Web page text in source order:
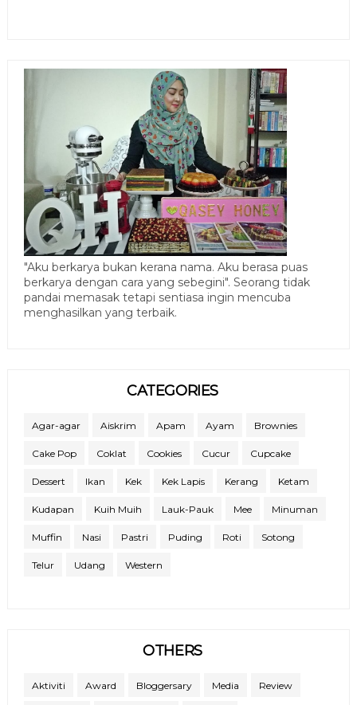
"Aku berkarya bukan kerana nama. Aku berasa puas
berkarya dengan cara yang sebegini". Seorang tidak
pandai memasak tetapi sentiasa ingin mencuba
menghasilkan yang terbaik.
CATEGORIES
Agar-agar Aiskrim Apam Ayam Brownies
Cake Pop Coklat Cookies Cucur Cupcake
Dessert Ikan Kek Kek Lapis Kerang Ketam
Kudapan Kuih Muih Lauk-Pauk Mee Minuman
Muffin Nasi Pastri Puding Roti Sotong
Telur Udang Western
OTHERS
Aktiviti Award Bloggersary Media Review